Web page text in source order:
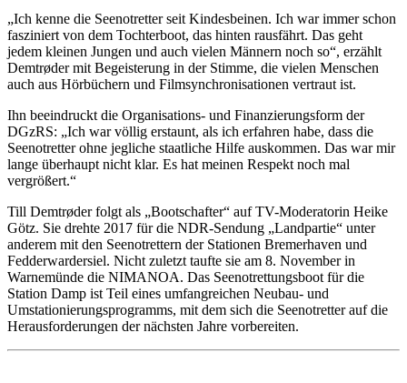
„Ich kenne die Seenotretter seit Kindesbeinen. Ich war immer schon
fasziniert von dem Tochterboot, das hinten rausfährt. Das geht
jedem kleinen Jungen und auch vielen Männern noch so“, erzählt
Demtrøder mit Begeisterung in der Stimme, die vielen Menschen
auch aus Hörbüchern und Filmsynchronisationen vertraut ist.
Ihn beeindruckt die Organisations- und Finanzierungsform der
DGzRS: „Ich war völlig erstaunt, als ich erfahren habe, dass die
Seenotretter ohne jegliche staatliche Hilfe auskommen. Das war mir
lange überhaupt nicht klar. Es hat meinen Respekt noch mal
vergrößert.“
Till Demtrøder folgt als „Bootschafter“ auf TV-Moderatorin Heike
Götz. Sie drehte 2017 für die NDR-Sendung „Landpartie“ unter
anderem mit den Seenotrettern der Stationen Bremerhaven und
Fedderwardersiel. Nicht zuletzt taufte sie am 8. November in
Warnemünde die NIMANOA. Das Seenotrettungsboot für die
Station Damp ist Teil eines umfangreichen Neubau- und
Umstationierungsprogramms, mit dem sich die Seenotretter auf die
Herausforderungen der nächsten Jahre vorbereiten.